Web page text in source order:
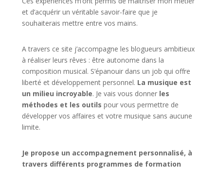
et d’acquérir un véritable savoir-faire que je
souhaiterais mettre entre vos mains.
A travers ce site j’accompagne les blogueurs ambitieux
à réaliser leurs rêves : être autonome dans la
composition musical. S’épanouir dans un job qui offre
liberté et développement personnel. La musique est
un milieu incroyable. Je vais vous donner les
méthodes et les outils pour vous permettre de
développer vos affaires et votre musique sans aucune
limite.
Je propose un accompagnement personnalisé, à
travers différents programmes de formation